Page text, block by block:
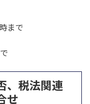
まで
、税法関連
せ